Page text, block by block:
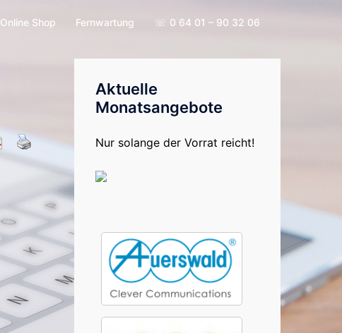
Online Shop Fernwartung ☏ 0 64 01 – 90 32 06
Aktuelle
Monatsangebote
Nur solange der Vorrat reicht!